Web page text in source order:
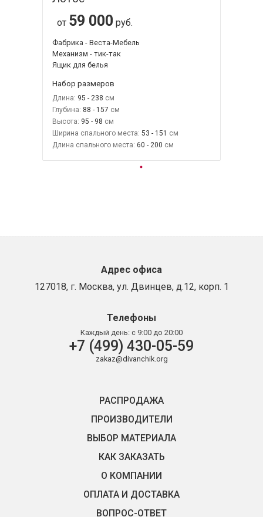
от 59 000 руб.
Фабрика - Веста-Мебель
Механизм - тик-так
Ящик для белья
Набор размеров
Длина: 95 - 238
Глубина: 88 - 157
Высота: 95 - 98
Ширина спального места: 53 - 151
Длина спального места: 60 - 200
Адрес офиса
127018, г. Москва, ул. Двинцев, д.12, корп. 1
Телефоны
Каждый день: с 9:00 до 20:00
+7 (499) 430-05-59
zakaz@divanchik.org
РАСПРОДАЖА
ПРОИЗВОДИТЕЛИ
ВЫБОР МАТЕРИАЛА
КАК ЗАКАЗАТЬ
О КОМПАНИИ
ОПЛАТА И ДОСТАВКА
ВОПРОС-ОТВЕТ